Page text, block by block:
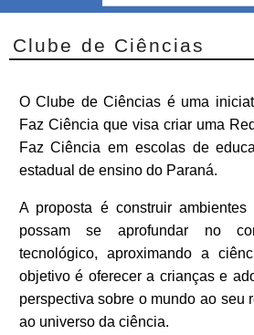
Clube de Ciências
O Clube de Ciências é uma
Faz Ciência que visa criar uma
Faz Ciência em escolas de
estadual de ensino do Paraná.
A proposta é construir
possam se aprofundar no
tecnológico, aproximando a
objetivo é oferecer a crianças e
perspectiva sobre o mundo ao seu
ao universo da ciência.